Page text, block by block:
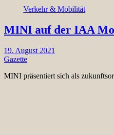
Verkehr & Mobilität
MINI auf der IAA
19. August 2021
Gazette
MINI präsentiert sich als